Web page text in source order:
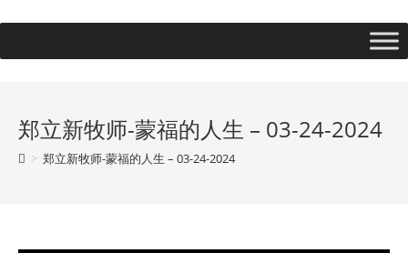
郑立新牧师-蒙福的人生 – 03-24-2024
> 郑立新牧师-蒙福的人生 – 03-24-2024